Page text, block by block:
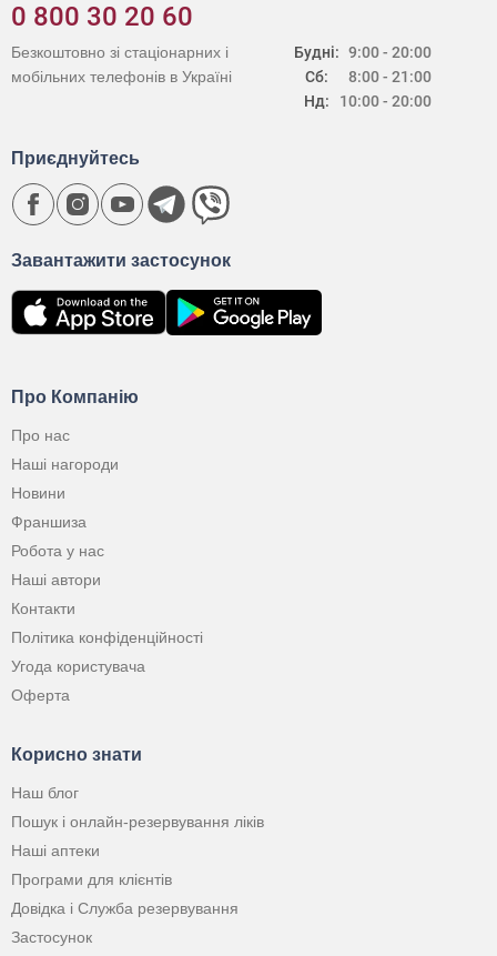
0 800 30 20 60
Будні:
Сб:
Нд:
9:00 - 20:00
8:00 - 21:00
10:00 - 20:00
Безкоштовно зі стаціонарних і
мобільних телефонів в Україні
Про Компанію
Про нас
Наші нагороди
Новини
Франшиза
Робота у нас
Наші автори
Контакти
Політика конфіденційності
Угода користувача
Оферта
Корисно знати
Наш блог
Пошук і онлайн-резервування ліків
Наші аптеки
Програми для клієнтів
Довідка і Служба резервування
Застосунок
Завантажити застосунок
Приєднуйтесь